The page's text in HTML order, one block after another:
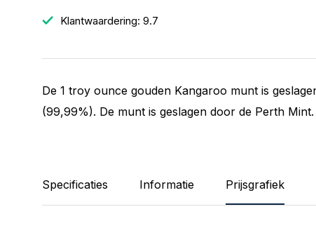
Klantwaardering: 9.7
De 1 troy ounce gouden Kangaroo munt is
(99,99%). De munt is geslagen door de Perth Mint.
Specificaties Informatie Prijsgrafiek